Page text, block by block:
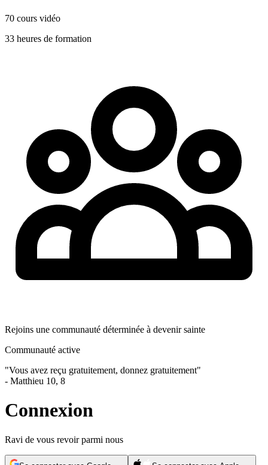
70 cours vidéo
33 heures de formation
Rejoins une communauté déterminée à devenir sainte
Communauté active
"Vous avez reçu gratuitement, donnez gratuitement"
- Matthieu 10, 8
Connexion
Ravi de vous revoir parmi nous